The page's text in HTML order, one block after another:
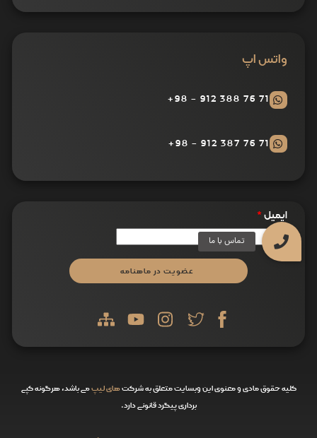
واتس اپ
71 76 388 912 - 98+
71 76 387 912 - 98+
ایمیل *
عضویت در ماهنامه
کلیه حقوق مادی و معنوی این وبسایت متعلق به شرکتهای لیپمی باشد، هرگونه کپی
برداری پیگرد قانونی دارد.